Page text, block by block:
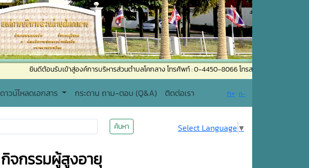
ยินดีต้อนรับเข้าสู่องค์การบริหารส่วนตำบลโคกลาง โทรศัพท์ : 0-4450-8066 โทรสาร : 0-4450-8013 อีเมล :
ดาวน์โหลดเอกสาร กระดาน ถาม-ตอบ (Q&A) ติดต่อเรา ก+ ก-
ค้นหา Select Language ▼
กิจกรรมผู้สูงอายุ